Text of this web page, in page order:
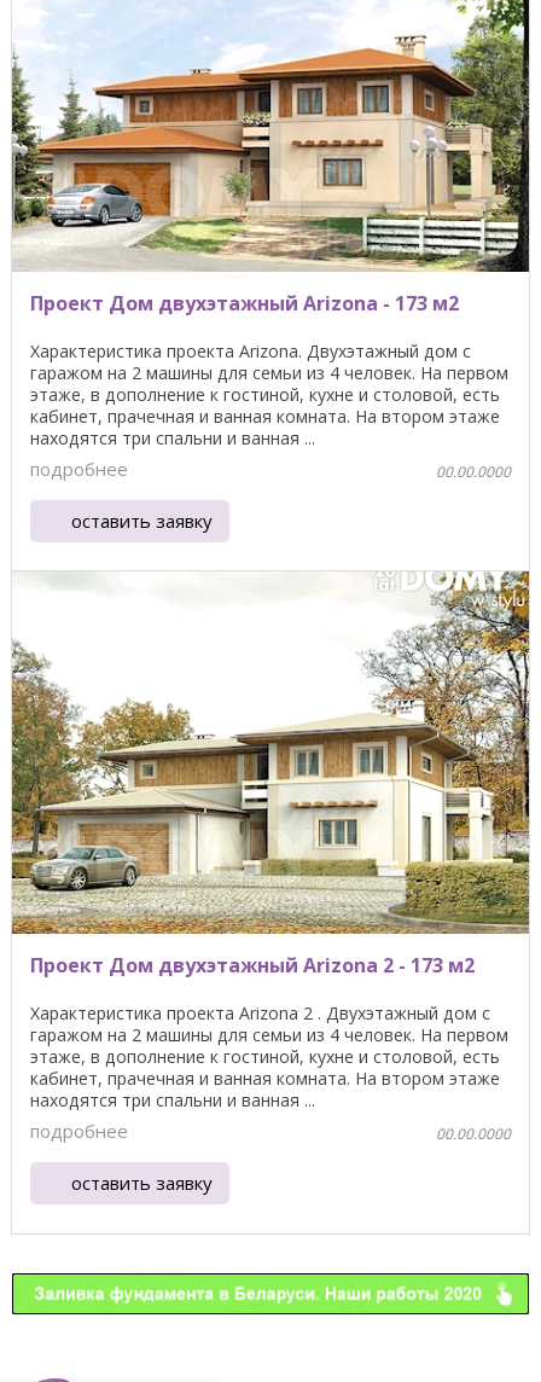
Проект Дом двухэтажный Arizona - 173 м2
Характеристика проекта Arizona. Двухэтажный дом с
гаражом на 2 машины для семьи из 4 человек. На первом
этаже, в дополнение к гостиной, кухне и столовой, есть
кабинет, прачечная и ванная комната. На втором этаже
находятся три спальни и ванная ...
подробнее 00.00.0000
оставить заявку
Проект Дом двухэтажный Arizona 2 - 173 м2
Характеристика проекта Arizona 2 . Двухэтажный дом с
гаражом на 2 машины для семьи из 4 человек. На первом
этаже, в дополнение к гостиной, кухне и столовой, есть
кабинет, прачечная и ванная комната. На втором этаже
находятся три спальни и ванная ...
подробнее 00.00.0000
оставить заявку